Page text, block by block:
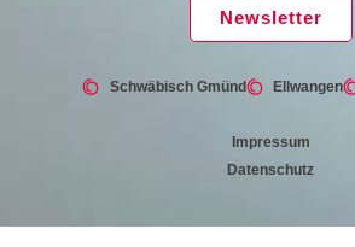
Newsletter
Schwäbisch Gmünd Ellwangen
Impressum
Datenschutz